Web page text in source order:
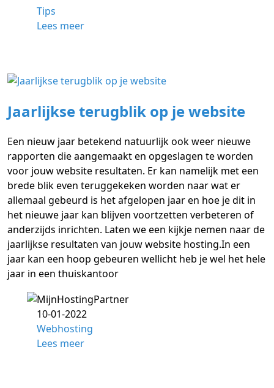
Tips
Lees meer
Jaarlijkse terugblik op je website
Een nieuw jaar betekend natuurlijk ook weer nieuwe
rapporten die aangemaakt en opgeslagen te worden
voor jouw website resultaten. Er kan namelijk met een
brede blik even teruggekeken worden naar wat er
allemaal gebeurd is het afgelopen jaar en hoe je dit in
het nieuwe jaar kan blijven voortzetten verbeteren of
anderzijds inrichten. Laten we een kijkje nemen naar de
jaarlijkse resultaten van jouw website hosting.In een
jaar kan een hoop gebeuren wellicht heb je wel het hele
jaar in een thuiskantoor
10-01-2022
Webhosting
Lees meer